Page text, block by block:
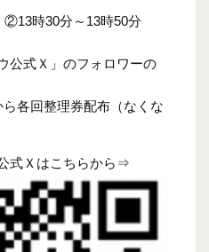
時30分～13時50分
公式Ｘ」のフォロワーの
各回整理券配布（なくな
式Ｘはこちらから⇒